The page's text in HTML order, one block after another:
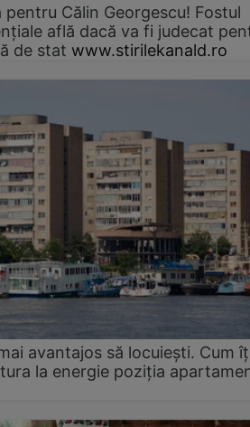
pentru Călin Georgescu! Fostul
află dacă va fi judecat
de stat www.stirilekanald.ro
avantajos să locuiești. Cum
la energie poziția